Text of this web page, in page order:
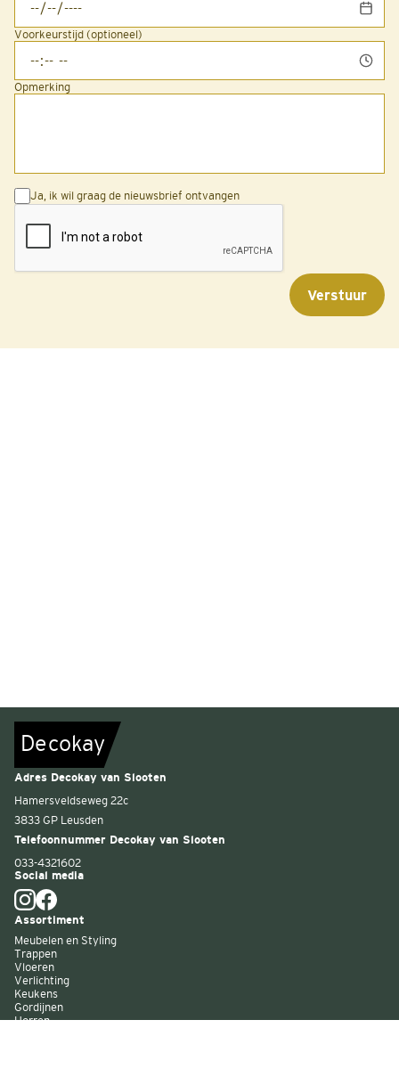
Voorkeurstijd (optioneel)
Opmerking
Ja, ik wil graag de nieuwsbrief ontvangen
Decokay
Adres Decokay van Slooten
Hamersveldseweg 22c
3833 GP Leusden
Telefoonnummer Decokay van Slooten
033-4321602
Social media
Assortiment
Meubelen en Styling
Trappen
Vloeren
Verlichting
Keukens
Gordijnen
Horren